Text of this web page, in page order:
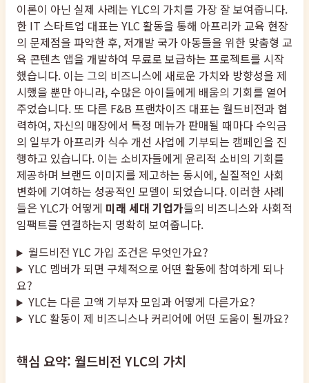
이론이 아닌 실제 사례는 YLC의 가치를 가장 잘 보여줍니다.
한 IT 스타트업 대표는 YLC 활동을 통해 아프리카 교육 현장
의 문제점을 파악한 후, 저개발 국가 아동들을 위한 맞춤형 교
육 콘텐츠 앱을 개발하여 무료로 보급하는 프로젝트를 시작
했습니다. 이는 그의 비즈니스에 새로운 가치와 방향성을 제
시했을 뿐만 아니라, 수많은 아이들에게 배움의 기회를 열어
주었습니다. 또 다른 F&B 프랜차이즈 대표는 월드비전과 협
력하여, 자신의 매장에서 특정 메뉴가 판매될 때마다 수익금
의 일부가 아프리카 식수 개선 사업에 기부되는 캠페인을 진
행하고 있습니다. 이는 소비자들에게 윤리적 소비의 기회를
제공하며 브랜드 이미지를 제고하는 동시에, 실질적인 사회
변화에 기여하는 성공적인 모델이 되었습니다. 이러한 사례
들은 YLC가 어떻게 미래 세대 기업가들의 비즈니스와 사회적
임팩트를 연결하는지 명확히 보여줍니다.
월드비전 YLC 가입 조건은 무엇인가요?
YLC 멤버가 되면 구체적으로 어떤 활동에 참여하게 되나
요?
YLC는 다른 고액 기부자 모임과 어떻게 다른가요?
YLC 활동이 제 비즈니스나 커리어에 어떤 도움이 될까요?
핵심 요약: 월드비전 YLC의 가치